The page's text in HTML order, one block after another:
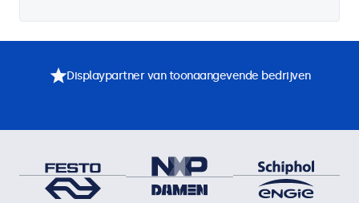
Displaypartner van toonaangevende bedrijven